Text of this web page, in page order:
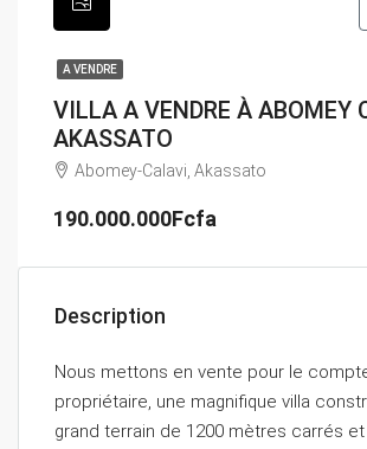
A VENDRE
VILLA A VENDRE À ABOMEY
AKASSATO
Abomey-Calavi, Akassato
190.000.000Fcfa
Description
Nous mettons en vente pour le
propriétaire, une magnifique villa
grand terrain de 1200 mètres carrés